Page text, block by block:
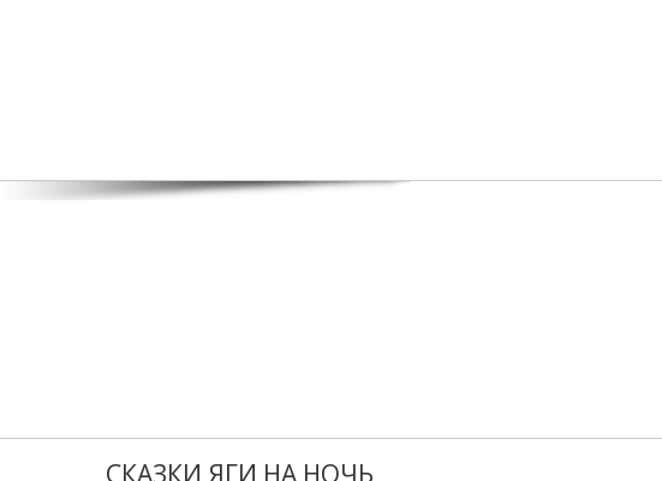
СКАЗКИ ЯГИ НА НОЧЬ